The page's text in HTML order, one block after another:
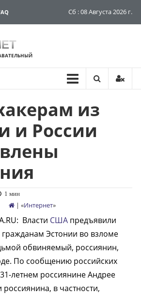
Сб : 08 Августа 2026 г.
из
и России
1 мин
| «Интернет»
Власти СШАпредъявили
Эстонии во взломе
обвиняемый, россиянин,
По сообщению российских
летнем россиянине Андрее
в частности,